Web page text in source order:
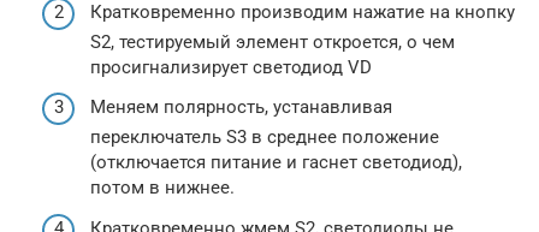
Кратковременно производим нажатие на кнопку
S2, тестируемый элемент откроется, о чем
просигнализирует светодиод VD
Меняем полярность, устанавливая
переключатель S3 в среднее положение
(отключается питание и гаснет светодиод),
потом в нижнее.